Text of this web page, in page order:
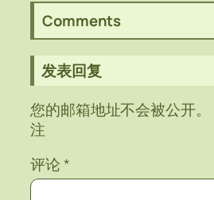
Comments
发表回复
您的邮箱地址不会被公开。
注
评论*